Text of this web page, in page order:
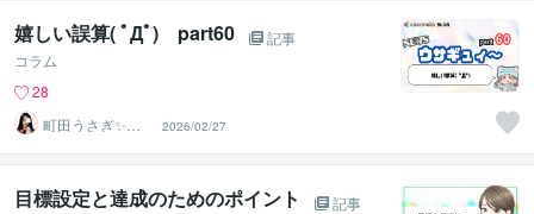
嬉しい誤算( ﾟДﾟ) part60
記事
コラム
28
町田うさぎ✨閃
光の幸せ届け人
♡怪談師⛩️
2026/02/27
目標設定と達成のためのポイント
記事